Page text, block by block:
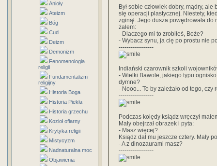
Anioły
Ateizm
Bóg
Cud
Deizm
Demonizm
Fenomenologia
religii
Fundamentalizm
religijny
Historia Boga
Historia Piekła
Historia grzechu
Kozioł ofiarny
Krytyka religii
Mistycyzm
Nadnaturalna moc
Objawienia
Był sobie człowiek dobry, mądry,
się operacji plastycznej. Niestety,
zginął. Jego dusza powędrowała do
żalem:
- Dlaczego mi to zrobiłeś, Boże?
- Wybacz synu, ja cię po prostu nie
------------------
Indiański czarownik szkoli
- Wielki Bawole, jakiego typu
dymne?
- Nooo... To by zależało od tego,
------------------
Podczas kolędy ksiądz wręczył
Mały obejrzał obrazek i pyta:
- Masz więcej?
Ksiądz dał mu jeszcze cztery. Mały
- A z dinozaurami masz?
------------------